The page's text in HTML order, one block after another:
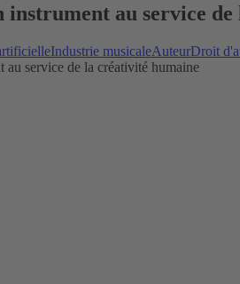
instrument au service
Industrie musicaleAuteurDroit